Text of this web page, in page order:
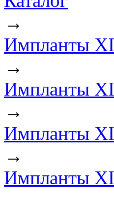
→
Импланты
→
Импланты
→
Импланты
→
Импланты